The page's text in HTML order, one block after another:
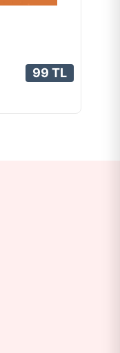
99 TL